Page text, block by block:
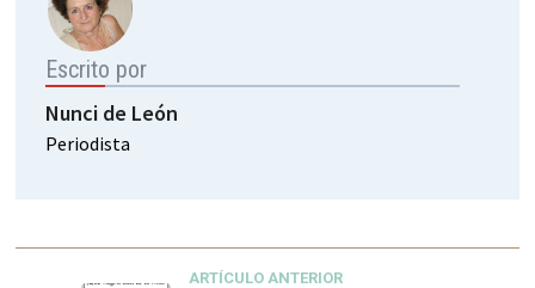
Escrito por
Nunci de León
Periodista
ARTÍCULO ANTERIOR